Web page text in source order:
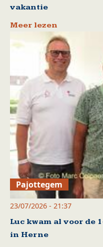
vakantie
Meer lezen
Pajottegem
23/07/2026 - 21:37
Luc kwam al voor de
in Herne